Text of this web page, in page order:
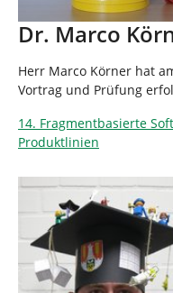
Dr. Marco
Herr Marco Körner hat
Vortrag und Prüfung
14. Fragmentbasierte
Produktlinien